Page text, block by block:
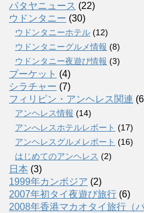
パタヤニュース (22)
ウドンタニー (30)
ウドンタニーホテル (12)
ウドンタニーグルメ情報 (8)
ウドンタニー夜遊び情報 (3)
プーケット (4)
シラチャー (7)
フィリピン・アンヘレス関連
アンヘレス情報 (14)
アンへレスホテルレポート (17)
アンヘレスグルメレポート (16)
はじめてのアンヘレス (2)
日本 (3)
1999年カンボジア (2)
2007年初タイ夜遊び旅行 (6)
2008年香港マカオタイ旅行（